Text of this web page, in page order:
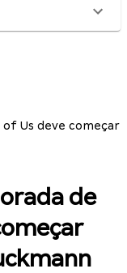
Us deve começar
de